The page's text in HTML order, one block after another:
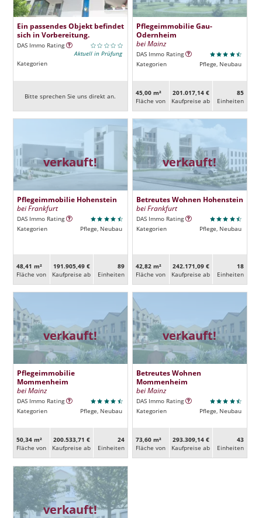
Ein passendes Objekt befindet
sich in Vorbereitung.
DAS Immo Rating
Aktuell in Prüfung
Kategorien
Bitte sprechen Sie uns direkt an.
Pflegeimmobilie Gau-
Odernheim
bei Mainz
DAS Immo Rating
Kategorien
Pflege, Neubau
45,00 m²
Fläche von
201.017,14 €
Kaufpreise ab
85
Ein­heiten
verkauft!
Pflegeimmobilie Hohenstein
bei Frankfurt
DAS Immo Rating
Kategorien
Pflege, Neubau
48,41 m²
Fläche von
191.905,49 €
Kaufpreise ab
89
Ein­heiten
verkauft!
Betreutes Wohnen Hohenstein
bei Frankfurt
DAS Immo Rating
Kategorien
Pflege, Neubau
42,82 m²
Fläche von
242.171,09 €
Kaufpreise ab
18
Ein­heiten
verkauft!
Pflegeimmobilie
Mommenheim
bei Mainz
DAS Immo Rating
Kategorien
Pflege, Neubau
50,34 m²
Fläche von
200.533,71 €
Kaufpreise ab
24
Ein­heiten
verkauft!
Betreutes Wohnen
Mommenheim
bei Mainz
DAS Immo Rating
Kategorien
Pflege, Neubau
73,60 m²
Fläche von
293.309,14 €
Kaufpreise ab
43
Ein­heiten
verkauft!